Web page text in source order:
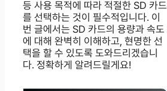
등 사용 목적에 따라 적절한 SD 카드
를 선택하는 것이 필수적입니다. 이
번 글에서는 SD 카드의 용량과 속도
에 대해 완벽히 이해하고, 현명한 선
택을 할 수 있도록 도와드리겠습니
다. 정확하게 알려드릴게요!